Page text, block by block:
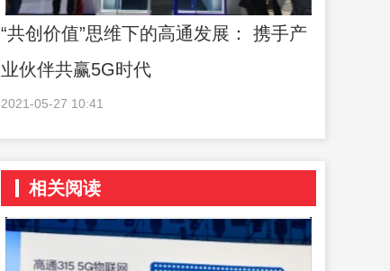
“共创价值”思维下的高通发展： 携手产
业伙伴共赢5G时代
2021-05-27 10:41
相关阅读